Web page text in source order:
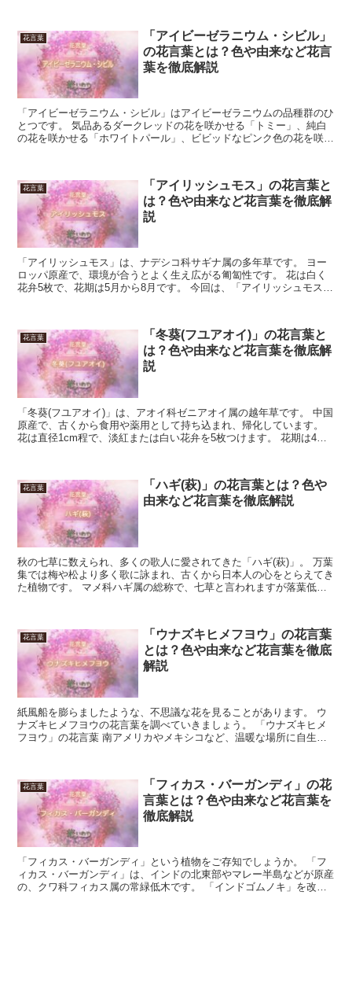
花言葉
「アイビーゼラニウム・シビル」
の花言葉とは？色や由来など花言
葉を徹底解説
「アイビーゼラニウム・シビル」はアイビーゼラニウムの品種群のひ
とつです。 気品あるダークレッドの花を咲かせる「トミー」、純白
の花を咲かせる「ホワイトパール」、ビビッドなピンク色の花を咲か
花言葉
「アイリッシュモス」の花言葉と
は？色や由来など花言葉を徹底解
説
「アイリッシュモス」は、ナデシコ科サギナ属の多年草です。 ヨー
ロッパ原産で、環境が合うとよく生え広がる匍匐性です。 花は白く
花弁5枚で、花期は5月から8月です。 今回は、「アイリッシュモス」
花言葉
「冬葵(フユアオイ)」の花言葉と
は？色や由来など花言葉を徹底解
説
「冬葵(フユアオイ)」は、アオイ科ゼニアオイ属の越年草です。 中国
原産で、古くから食用や薬用として持ち込まれ、帰化しています。
花は直径1cm程で、淡紅または白い花弁を5枚つけます。 花期は4月
花言葉
「ハギ(萩)」の花言葉とは？色や
由来など花言葉を徹底解説
秋の七草に数えられ、多くの歌人に愛されてきた「ハギ(萩)」。 万葉
集では梅や松より多く歌に詠まれ、古くから日本人の心をとらえてき
た植物です。 マメ科ハギ属の総称で、七草と言われますが落葉低木
花言葉
「ウナズキヒメフヨウ」の花言葉
とは？色や由来など花言葉を徹底
解説
紙風船を膨らましたような、不思議な花を見ることがあります。 ウ
ナズキヒメフヨウの花言葉を調べていきましょう。 「ウナズキヒメ
フヨウ」の花言葉 南アメリカやメキシコなど、温暖な場所に自生し
花言葉
「フィカス・バーガンディ」の花
言葉とは？色や由来など花言葉を
徹底解説
「フィカス・バーガンディ」という植物をご存知でしょうか。 「フ
ィカス・バーガンディ」は、インドの北東部やマレー半島などが原産
の、クワ科フィカス属の常緑低木です。 「インドゴムノキ」を改良